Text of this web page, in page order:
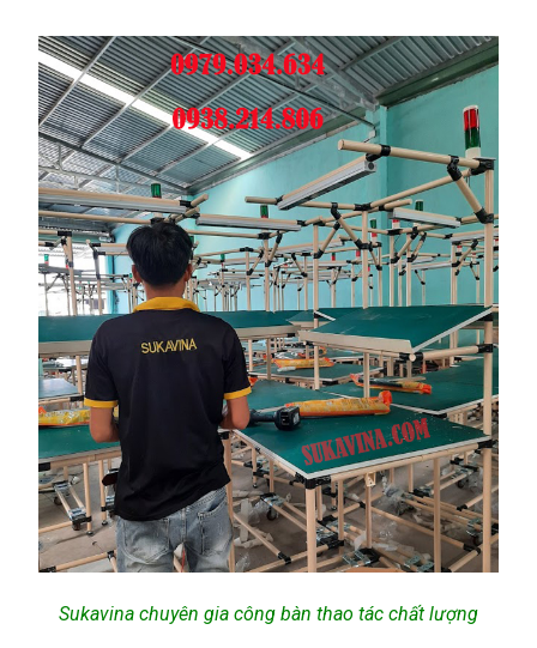
Sukavina chuyên gia công bàn thao tác chất lượng